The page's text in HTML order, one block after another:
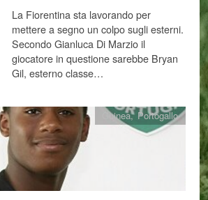
La Fiorentina sta lavorando per
mettere a segno un colpo sugli esterni.
Secondo Gianluca Di Marzio il
giocatore in questione sarebbe Bryan
Gil, esterno classe…
Guinea, Portogallo